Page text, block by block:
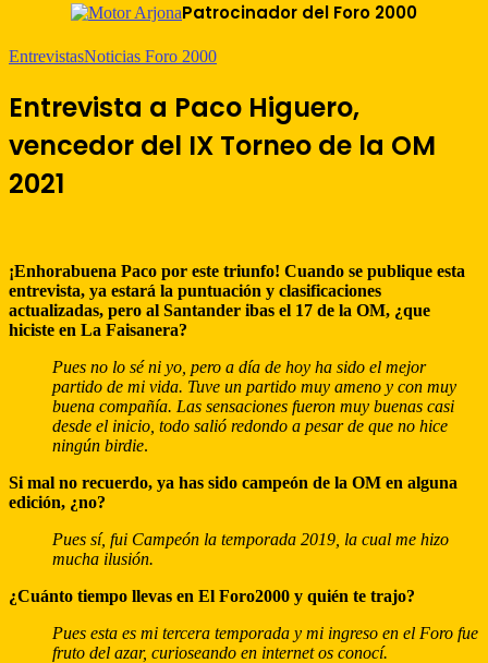
Patrocinador del Foro 2000
EntrevistasNoticias Foro 2000
Entrevista a Paco Higuero,
vencedor del IX Torneo de la OM
2021
¡Enhorabuena Paco por este triunfo! Cuando se publique esta
entrevista, ya estará la puntuación y clasificaciones
actualizadas, pero al Santander ibas el 17 de la OM, ¿que
hiciste en La Faisanera?
Pues no lo sé ni yo, pero a día de hoy ha sido el mejor
partido de mi vida. Tuve un partido muy ameno y con muy
buena compañía. Las sensaciones fueron muy buenas casi
desde el inicio, todo salió redondo a pesar de que no hice
ningún birdie.
Si mal no recuerdo, ya has sido campeón de la OM en alguna
edición, ¿no?
Pues sí, fui Campeón la temporada 2019, la cual me hizo
mucha ilusión.
¿Cuánto tiempo llevas en El Foro2000 y quién te trajo?
Pues esta es mi tercera temporada y mi ingreso en el Foro fue
fruto del azar, curioseando en internet os conocí.